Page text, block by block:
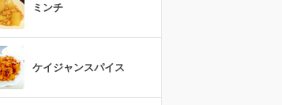
ミンチ
ケイジャンスパイス